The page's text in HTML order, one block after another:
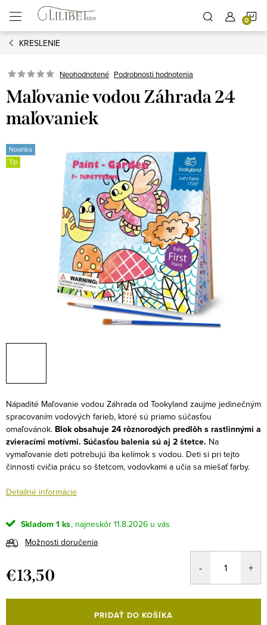
obsah
KRESLENIE
Neohodnotené Podrobnosti hodnotenia
Maľovanie vodou Záhrada 24
maľovaniek
Novinka
Tip
Nápadité Maľovanie vodou Záhrada od Tookyland zaujme jedinečným
spracovaním vodových farieb, ktoré sú priamo súčasťou
omaľovánok. Blok obsahuje 24 rôznorodých predlôh s rastlinnými a
zvieracími motívmi. Súčasťou balenia sú aj 2 štetce. Na
vymaľovanie deti potrebujú iba kelímok s vodou. Deti si pri tejto
činnosti cvičia prácu so štetcom, vodovkami a učia sa miešať farby.
Detailné informácie
Skladom 1 ks
11.8.2026
Možnosti doručenia
€13,50
cena:
PRIDAŤ DO KOŠÍKA